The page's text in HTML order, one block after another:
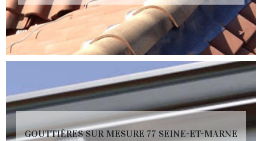
GOUTTIÈRES SUR MESURE 77 SEINE-ET-MARNE